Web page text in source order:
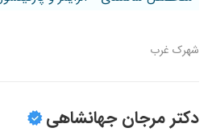
شهرک غرب
دکتر مرجان جهانشاهی